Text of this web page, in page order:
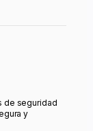
de seguridad
y